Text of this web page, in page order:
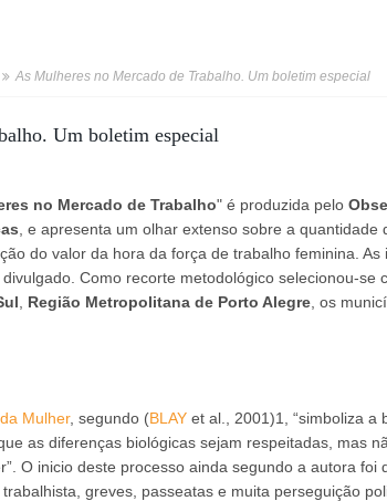
As Mulheres no Mercado de Trabalho. Um boletim especial
Um boletim especial
no Mercado de Trabalho" é produzida pelo
, e apresenta um olhar extenso sobre a quantidade
do valor da hora da força de trabalho feminina. As
Como recorte metodológico selecionou-se
Região Metropolitana de Porto Alegre , os
Mulher, segundo (BLAY et al., 2001)1, “simboliza a
as diferenças biológicas sejam respeitadas, mas
O inicio deste processo ainda segundo a autora foi
greves, passeatas e muita perseguição